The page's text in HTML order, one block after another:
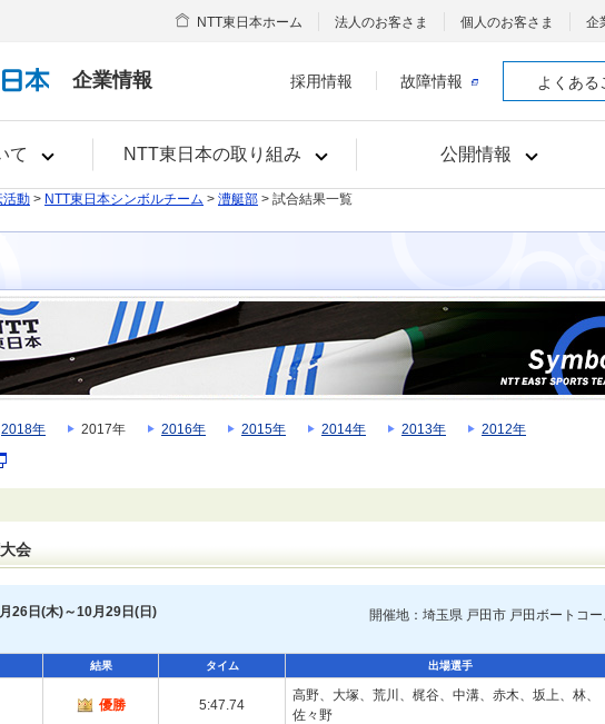
企業情報
て NTT東日本の取り組み 公開情報
NTT東日本ホーム 法人のお客さま 個人のお客さま 企
採用情報 故障情報 よくある
活動 > NTT東日本シンボルチーム > 漕艇部 > 試合結果一覧
2018年 2017年 2016年 2015年 2014年 2013年
2012年
会
26日(木)～10月29日(日)
開催地：埼玉県 戸田市 戸田ボートコ
結果 タイム 出場選手
優勝 5:47.74
高野、大塚、荒川、梶谷、中溝、赤木、坂上、林、
佐々野